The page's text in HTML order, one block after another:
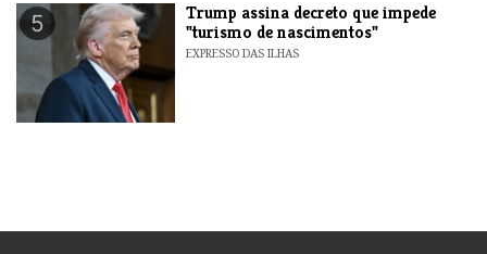
5
Trump assina decreto que impede
"turismo de nascimentos"
EXPRESSO DAS ILHAS